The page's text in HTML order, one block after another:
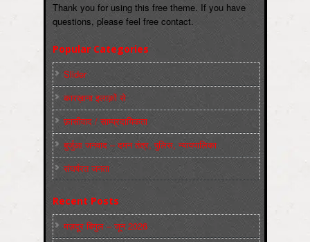
Thank you for using this free theme. If you have
questions, please feel free contact.
Popular Categories
Slider
कारख़ाना इलाक़ों से
फ़ासीवाद / साम्‍प्रदायिकता
बुर्जुआ जनवाद – दमन तंत्र, पुलिस, न्‍यायपालिका
संघर्षरत जनता
Recent Posts
मज़दूर बिगुल – जून 2026